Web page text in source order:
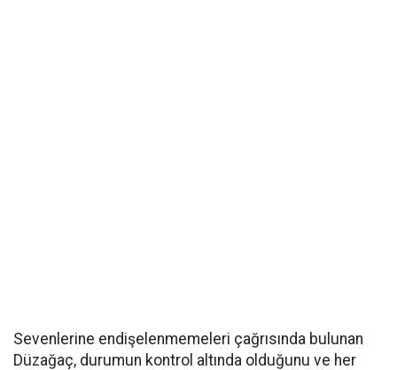
Sevenlerine endişelenmemeleri çağrısında bulunan
Düzağaç, durumun kontrol altında olduğunu ve her